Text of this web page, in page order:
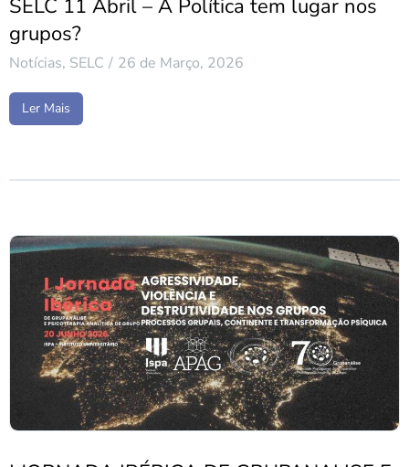
SELC 11 Abril – A Política tem lugar nos
grupos?
Notícias, SELC 26 de Março, 2026
Ler Mais